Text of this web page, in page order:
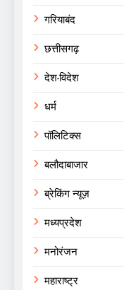
गरियाबंद
छत्तीसगढ़
देश-विदेश
धर्म
पॉलिटिक्स
बलौदाबाजार
ब्रेकिंग न्यूज़
मध्यप्रदेश
मनोरंजन
महाराष्ट्र